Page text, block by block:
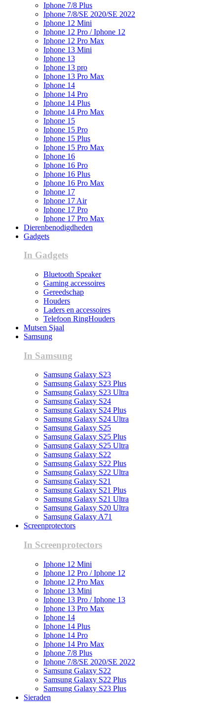
Iphone 7/8 Plus
Iphone 7/8/SE 2020/SE 2022
Iphone 12 Mini
Iphone 12 Pro / Iphone 12
Iphone 12 Pro Max
Iphone 13 Mini
Iphone 13
Iphone 13 pro
Iphone 13 Pro Max
Iphone 14
Iphone 14 Pro
Iphone 14 Plus
Iphone 14 Pro Max
Iphone 15
Iphone 15 Pro
Iphone 15 Plus
Iphone 15 Pro Max
Iphone 16
Iphone 16 Pro
Iphone 16 Plus
Iphone 16 Pro Max
Iphone 17
Iphone 17 Air
Iphone 17 Pro
Iphone 17 Pro Max
Dierenbenodigdheden
Gadgets
In Gadgets
Bluetooth Speaker
Gaming accessoires
Gereedschap
Houders
Laders en accessoires
Telefoon RingHouders
Mutsen Sjaal
Samsung
In Samsung
Samsung Galaxy S23
Samsung Galaxy S23 Plus
Samsung Galaxy S23 Ultra
Samsung Galaxy S24
Samsung Galaxy S24 Plus
Samsung Galaxy S24 Ultra
Samsung Galaxy S25
Samsung Galaxy S25 Plus
Samsung Galaxy S25 Ultra
Samsung Galaxy S22
Samsung Galaxy S22 Plus
Samsung Galaxy S22 Ultra
Samsung Galaxy S21
Samsung Galaxy S21 Plus
Samsung Galaxy S21 Ultra
Samsung Galaxy S20 Ultra
Samsung Galaxy A71
Screenprotectors
In Screenprotectors
Iphone 12 Mini
Iphone 12 Pro / Iphone 12
Iphone 12 Pro Max
Iphone 13 Mini
Iphone 13 Pro / Iphone 13
Iphone 13 Pro Max
Iphone 14
Iphone 14 Plus
Iphone 14 Pro
Iphone 14 Pro Max
Iphone 7/8 Plus
Iphone 7/8/SE 2020/SE 2022
Samsung Galaxy S22
Samsung Galaxy S22 Plus
Samsung Galaxy S23 Plus
Sieraden